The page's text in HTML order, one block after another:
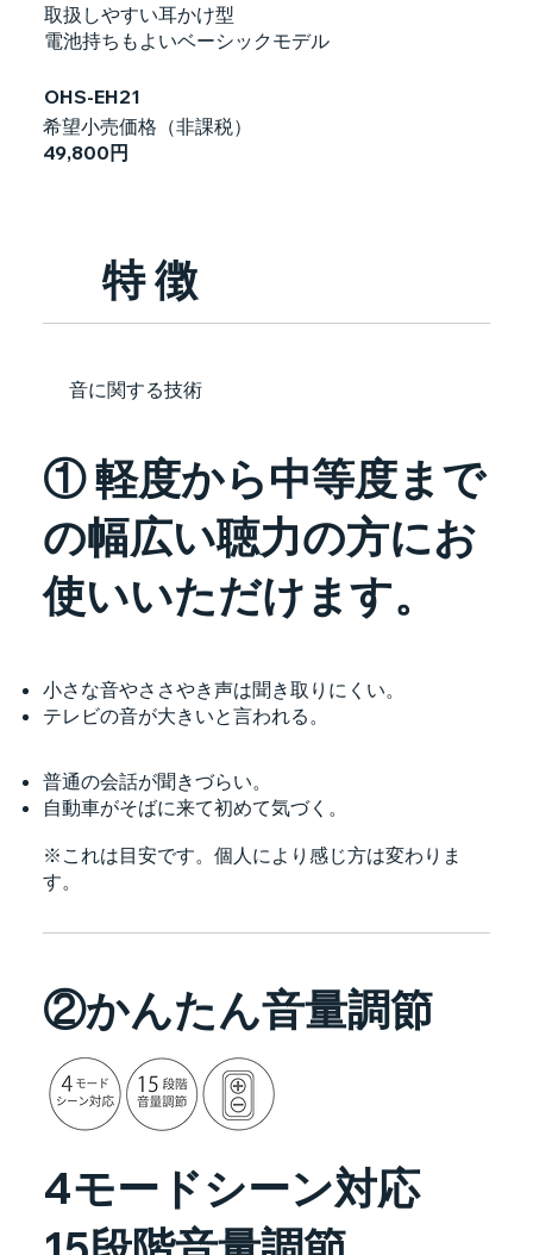
特 徴
音に関する技術
① 軽度から中等度まで
の幅広い聴力の方にお
使いいただけます。
小さな音やささやき声は聞き取りにくい。
テレビの音が大きいと言われる。
普通の会話が聞きづらい。
自動車がそばに来て初めて気づく。
※これは目安です。個人により感じ方は変わりま
す。
②かんたん音量調節
4モードシーン対応
取扱しやすい耳かけ型
電池持ちもよいベーシックモデル
49,800円
希望小売価格（非課税）
OHS-EH21